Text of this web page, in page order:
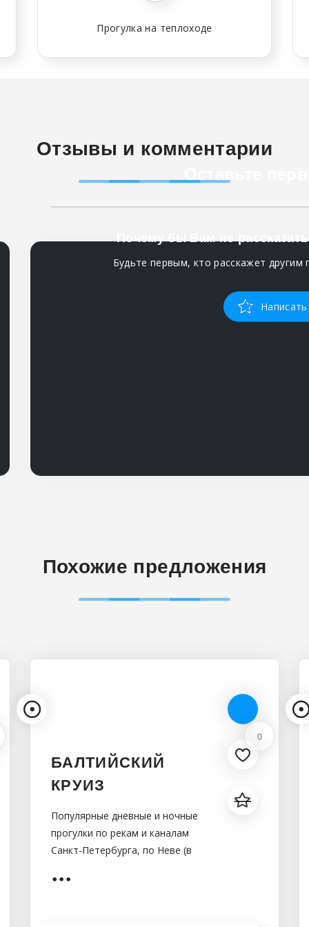
Прогулка на теплоходе
Отзывы и комментарии
Будьте первым, кто расскажет
Похожие предложения
0
БАЛТИЙСКИЙ
КРУИЗ
Популярные дневные и ночные
прогулки по рекам и каналам
Санкт-Петербурга, по Неве (в
мосты),на рыбалку в Финском